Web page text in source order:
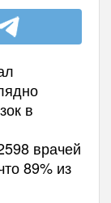
в
врачей
89% из